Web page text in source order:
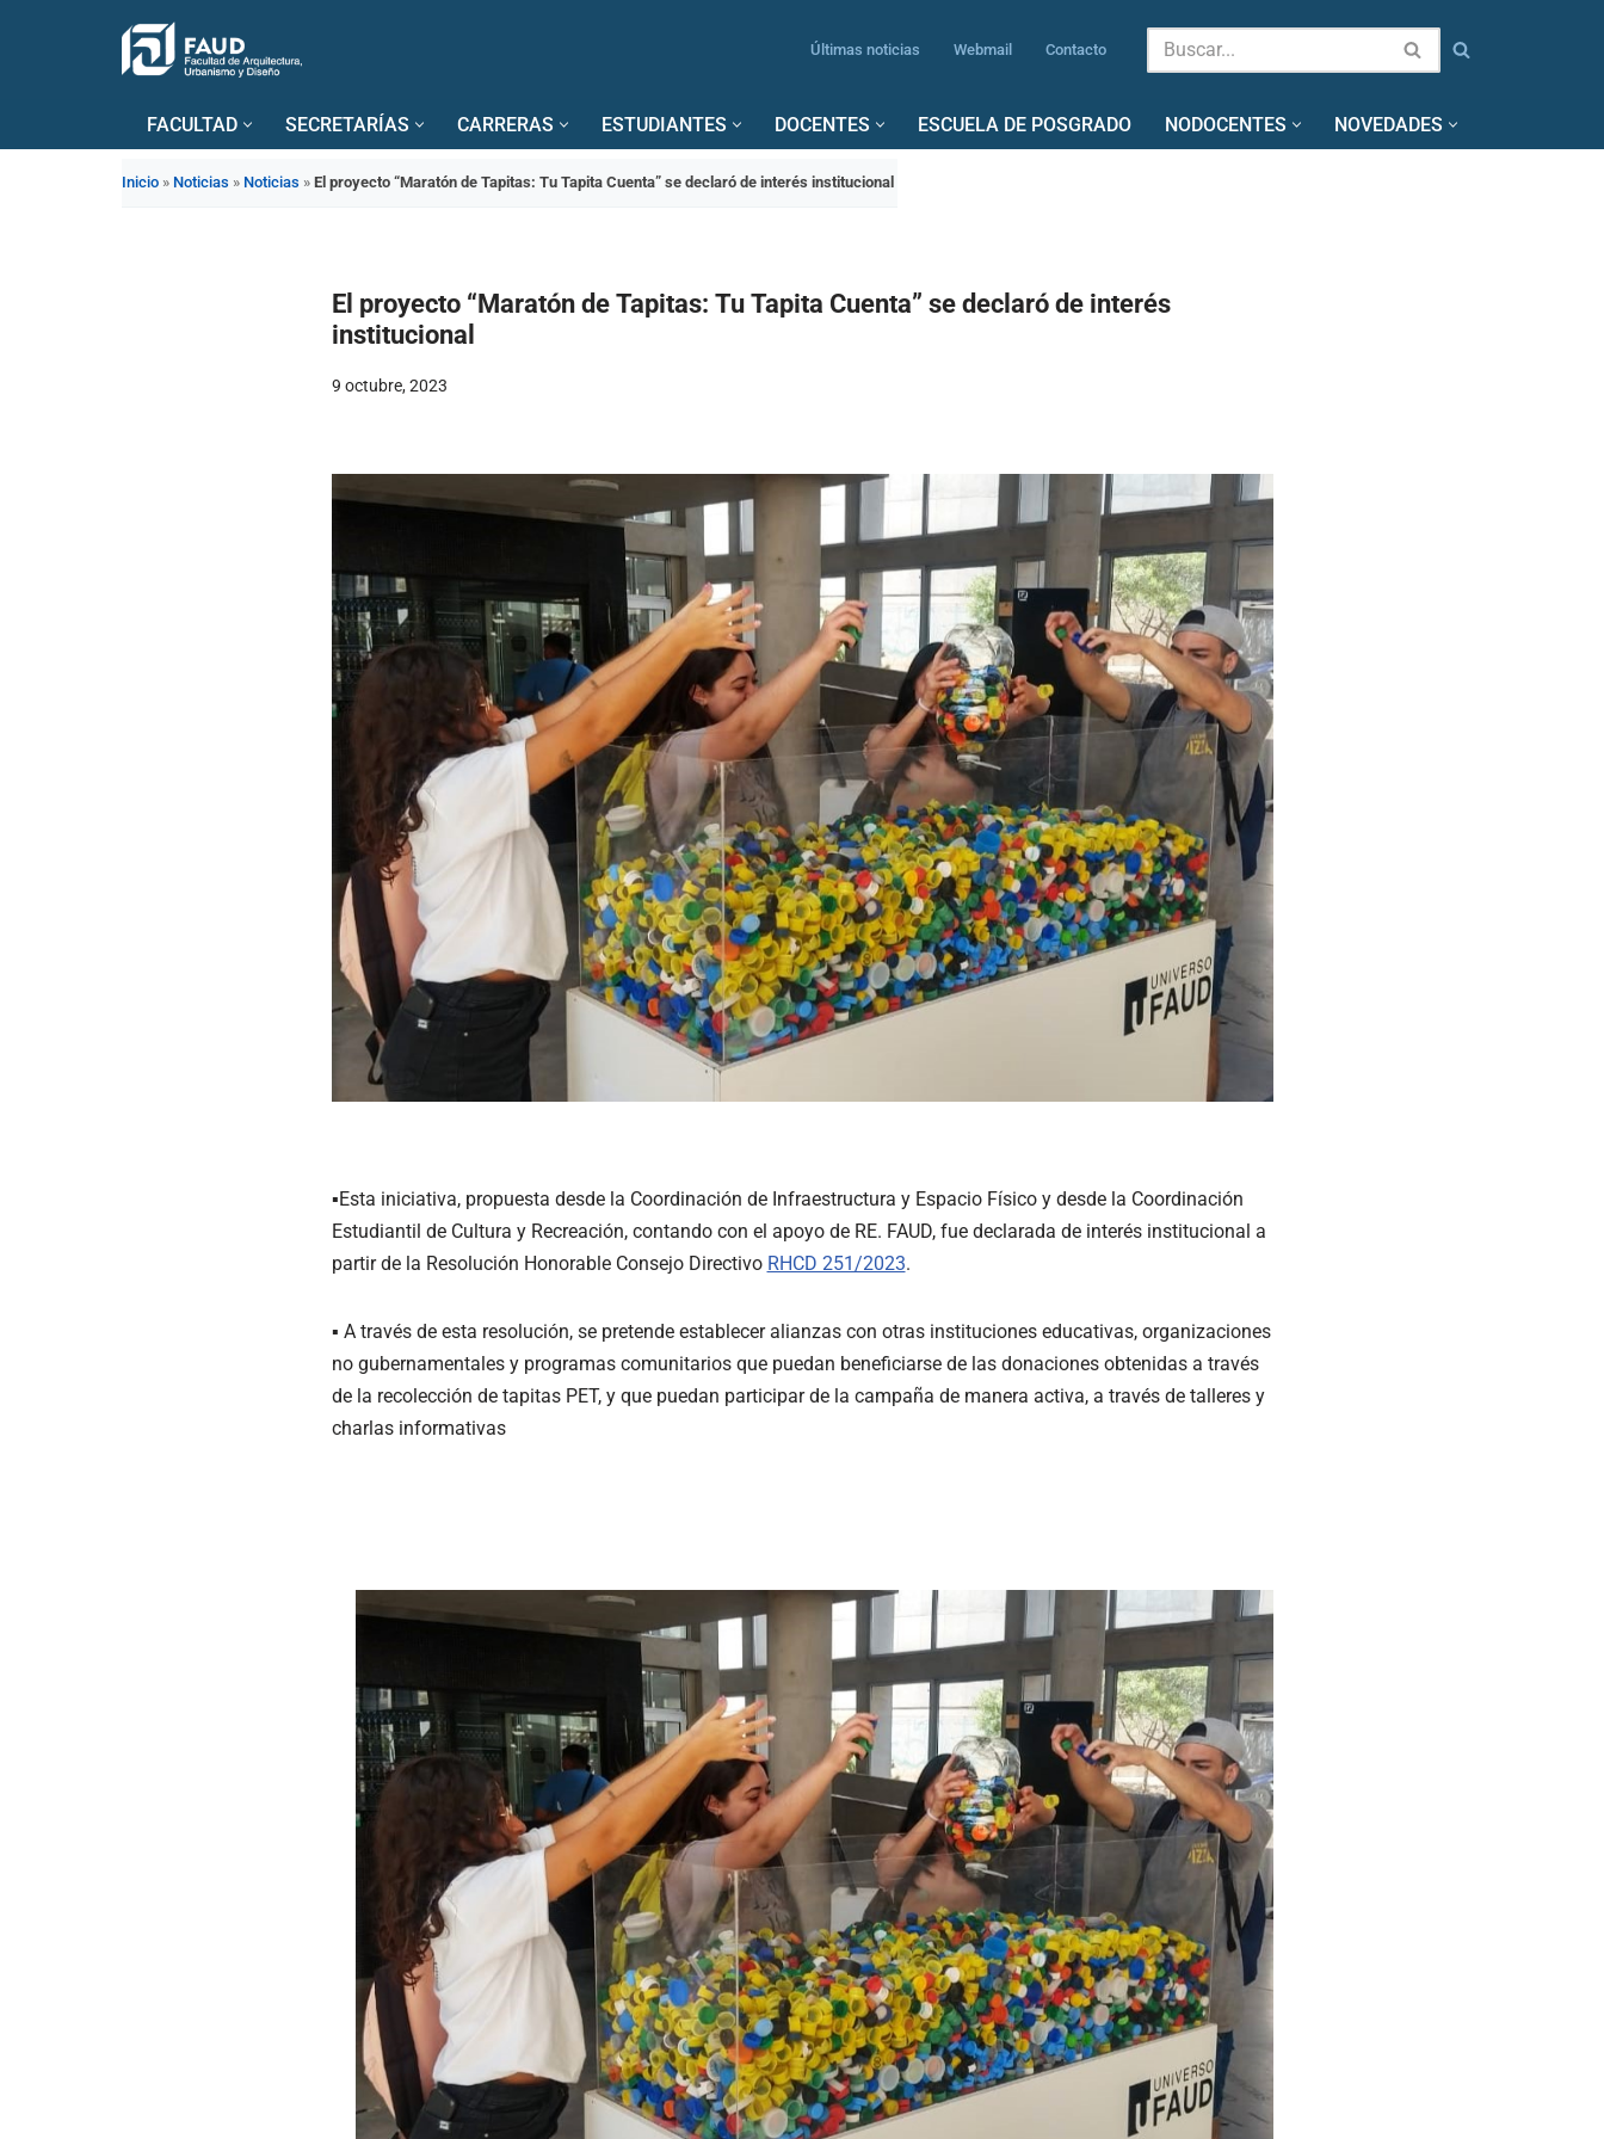
Últimas noticias Webmail Contacto
FACULTAD SECRETARÍAS CARRERAS ESTUDIANTES DOCENTES ESCUELA DE POSGRADO NODOCENTES NOVEDADES
Inicio » Noticias » Noticias » El proyecto “Maratón de Tapitas: Tu Tapita Cuenta” se declaró de interés institucional
El proyecto “Maratón de Tapitas: Tu Tapita Cuenta” se declaró de interés
institucional
9 octubre, 2023
▪Esta iniciativa, propuesta desde la Coordinación de Infraestructura y Espacio Físico y desde la Coordinación
Estudiantil de Cultura y Recreación, contando con el apoyo de RE. FAUD, fue declarada de interés institucional a
partir de la Resolución Honorable Consejo Directivo RHCD 251/2023.
▪ A través de esta resolución, se pretende establecer alianzas con otras instituciones educativas, organizaciones
no gubernamentales y programas comunitarios que puedan beneficiarse de las donaciones obtenidas a través
de la recolección de tapitas PET, y que puedan participar de la campaña de manera activa, a través de talleres y
charlas informativas